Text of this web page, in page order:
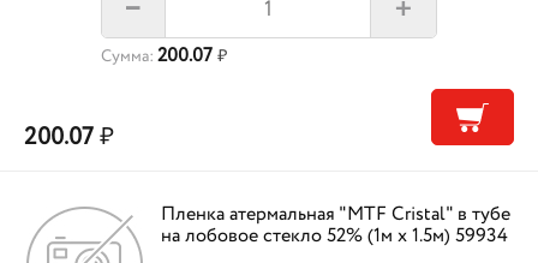
– +
Сумма: 200.07 ₽
200.07₽
Пленка атермальная "MTF Cristal" в тубе
на лобовое стекло 52% (1м х 1.5м) 59934